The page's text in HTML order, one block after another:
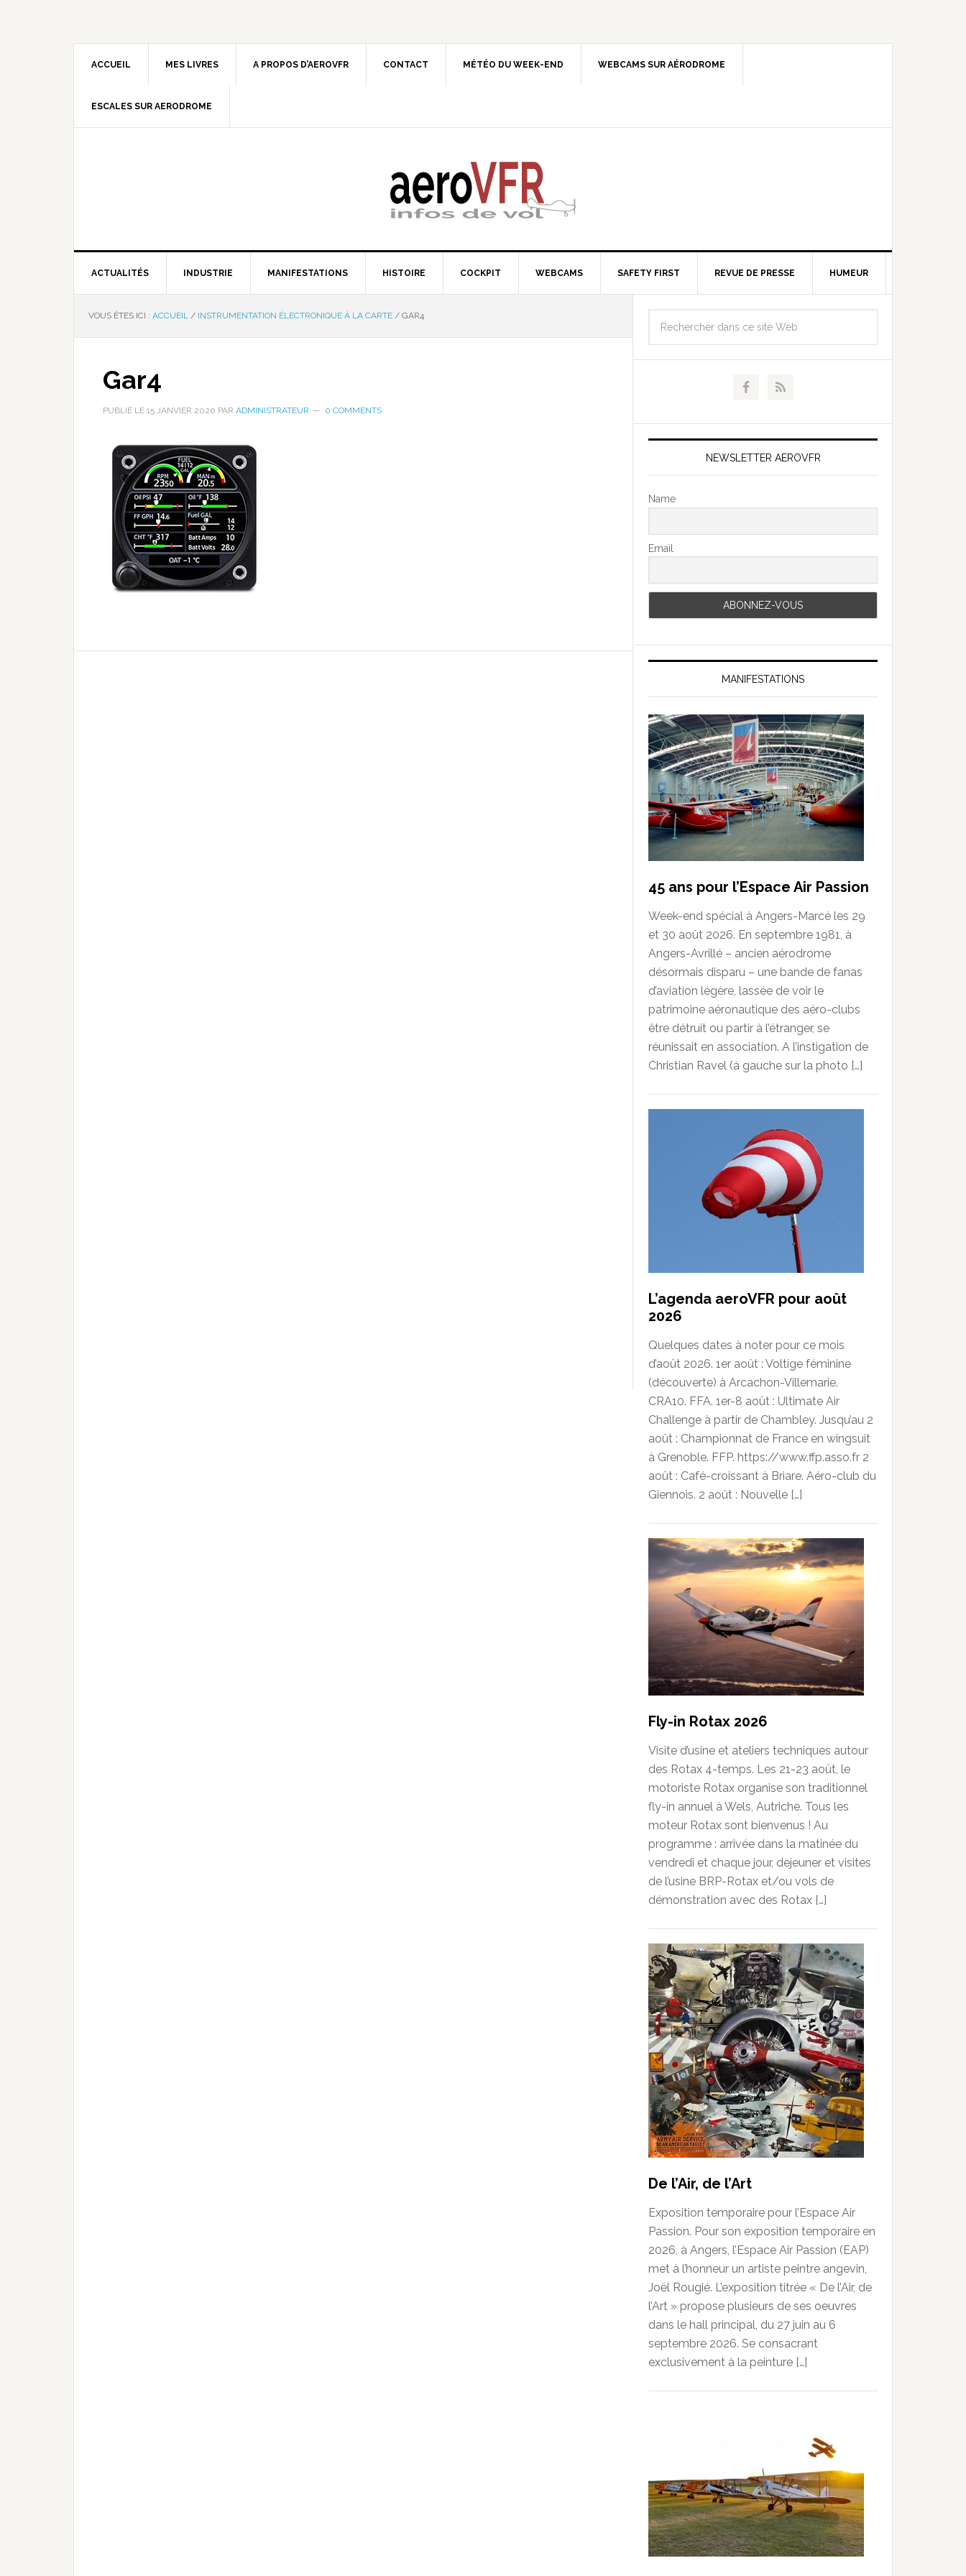
ACCUEIL MES LIVRES A PROPOS D’AEROVFR CONTACT MÉTÉO DU WEEK-END WEBCAMS SUR AÉRODROME
ESCALES SUR AERODROME
ACTUALITÉS INDUSTRIE MANIFESTATIONS HISTOIRE COCKPIT WEBCAMS SAFETY FIRST REVUE DE PRESSE HUMEUR
VOUS ÊTES ICI : ACCUEIL / INSTRUMENTATION ÉLECTRONIQUE À LA CARTE / GAR4
Gar4
PUBLIÉ LE 15 JANVIER 2020 PAR ADMINISTRATEUR 0 COMMENTS
NEWSLETTER AEROVFR
Name
Email
MANIFESTATIONS
45 ans pour l’Espace Air Passion
Week-end spécial à Angers-Marcé les 29
et 30 août 2026. En septembre 1981, à
Angers-Avrillé – ancien aérodrome
désormais disparu – une bande de fanas
d’aviation légère, lassée de voir le
patrimoine aéronautique des aéro-clubs
être détruit ou partir à l’étranger, se
réunissait en association. A l’instigation de
Christian Ravel (à gauche sur la photo […]
L’agenda aeroVFR pour août
2026
Quelques dates à noter pour ce mois
d’août 2026. 1er août : Voltige féminine
(découverte) à Arcachon-Villemarie.
CRA10. FFA. 1er-8 août : Ultimate Air
Challenge à partir de Chambley. Jusqu’au 2
août : Championnat de France en wingsuit
à Grenoble. FFP. https://www.ffp.asso.fr 2
août : Café-croissant à Briare. Aéro-club du
Giennois. 2 août : Nouvelle […]
Fly-in Rotax 2026
Visite d’usine et ateliers techniques autour
des Rotax 4-temps. Les 21-23 août, le
motoriste Rotax organise son traditionnel
fly-in annuel à Wels, Autriche. Tous les
moteur Rotax sont bienvenus ! Au
programme : arrivée dans la matinée du
vendredi et chaque jour, dejeuner et visites
de l’usine BRP-Rotax et/ou vols de
démonstration avec des Rotax […]
De l’Air, de l’Art
Exposition temporaire pour l’Espace Air
Passion. Pour son exposition temporaire en
2026, à Angers, l’Espace Air Passion (EAP)
met à l’honneur un artiste peintre angevin,
Joël Rougié. L’exposition titrée « De l’Air, de
l’Art » propose plusieurs de ses oeuvres
dans le hall principal, du 27 juin au 6
septembre 2026. Se consacrant
exclusivement à la peinture […]